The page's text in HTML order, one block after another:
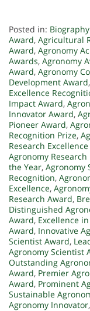
Posted in: Biography
Award, Agricultural
Award, Agronomy
Awards, Agronomy
Award, Agronomy
Development Award,
Excellence
Impact Award,
Innovator Award,
Pioneer Award,
Recognition Prize,
Research
Agronomy
the Year, Agronomy
Recognition,
Excellence,
Research Award,
Distinguished
Award, Excellence
Award, Innovative
Scientist Award,
Agronomy Scientist
Outstanding
Award, Premier
Award, Prominent
Sustainable
Agronomy Innovator,